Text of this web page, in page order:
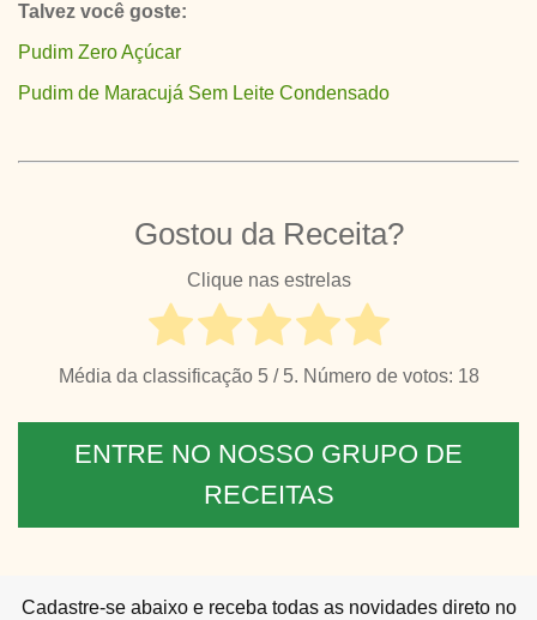
Talvez você goste:
Pudim Zero Açúcar
Pudim de Maracujá Sem Leite Condensado
Gostou da Receita?
Clique nas estrelas
Média da classificação 5/ 5. Número de votos: 18
ENTRE NO NOSSO GRUPO DE
RECEITAS
Cadastre-se abaixo e receba todas as novidades direto no